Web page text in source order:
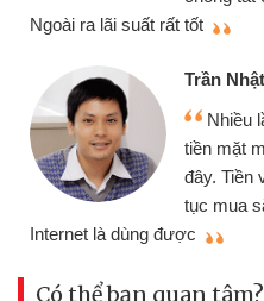
mang
tại
lại tiếp
thiệu cho bạn bè biết
Có thể bạn quan tâm?